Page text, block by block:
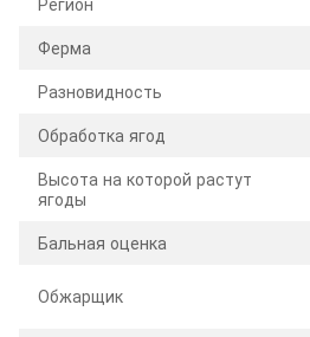
Ферма
Разновидность
Обработка ягод
Высота на которой растут
ягоды
Бальная оценка
Обжарщик